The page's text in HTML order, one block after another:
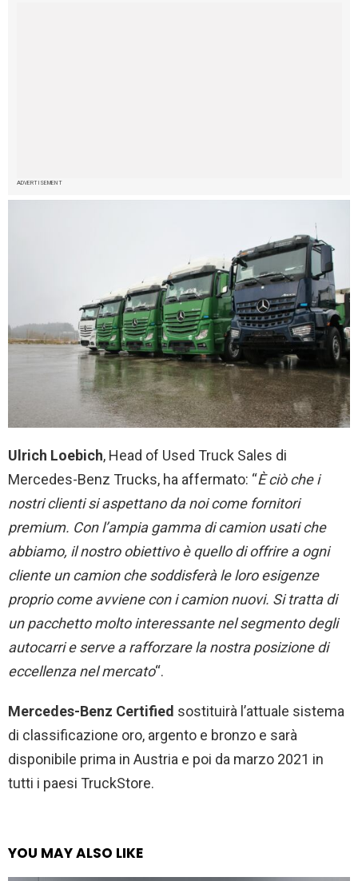
ADVERTISEMENT
Ulrich Loebich, Head of Used Truck Sales di
Mercedes-Benz Trucks, ha affermato: “È ciò che i
nostri clienti si aspettano da noi come fornitori
premium. Con l’ampia gamma di camion usati che
abbiamo, il nostro obiettivo è quello di offrire a ogni
cliente un camion che soddisferà le loro esigenze
proprio come avviene con i camion nuovi. Si tratta di
un pacchetto molto interessante nel segmento degli
autocarri e serve a rafforzare la nostra posizione di
eccellenza nel mercato“.
Mercedes-Benz Certified sostituirà l’attuale sistema
di classificazione oro, argento e bronzo e sarà
disponibile prima in Austria e poi da marzo 2021 in
tutti i paesi TruckStore.
YOU MAY ALSO LIKE